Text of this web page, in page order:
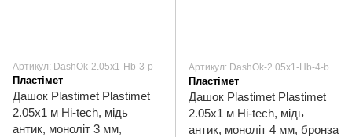
Артикул: DashOk-2.05x1-Hb-3-p
Пластімет
Дашок Plastimet Plastimet
2.05x1 м Hi-tech, мідь
антик, моноліт 3 мм,
Артикул: DashOk-2.05x1-Hb-4-b
Пластімет
Дашок Plastimet Plastimet
2.05x1 м Hi-tech, мідь
антик, моноліт 4 мм, бронза